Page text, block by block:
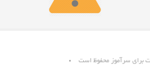
برای سرآموز محفوظ است